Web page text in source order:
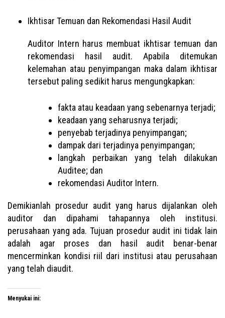
Ikhtisar Temuan dan Rekomendasi Hasil Audit
Auditor Intern harus membuat ikhtisar temuan dan
rekomendasi hasil audit. Apabila ditemukan
kelemahan atau penyimpangan maka dalam ikhtisar
tersebut paling sedikit harus mengungkapkan:
fakta atau keadaan yang sebenarnya terjadi;
keadaan yang seharusnya terjadi;
penyebab terjadinya penyimpangan;
dampak dari terjadinya penyimpangan;
langkah perbaikan yang telah dilakukan
Auditee; dan
rekomendasi Auditor Intern.
Demikianlah prosedur audit yang harus dijalankan oleh
auditor dan dipahami tahapannya oleh institusi.
perusahaan yang ada. Tujuan prosedur audit ini tidak lain
adalah agar proses dan hasil audit benar-benar
mencerminkan kondisi riil dari institusi atau perusahaan
yang telah diaudit.
Menyukai ini: